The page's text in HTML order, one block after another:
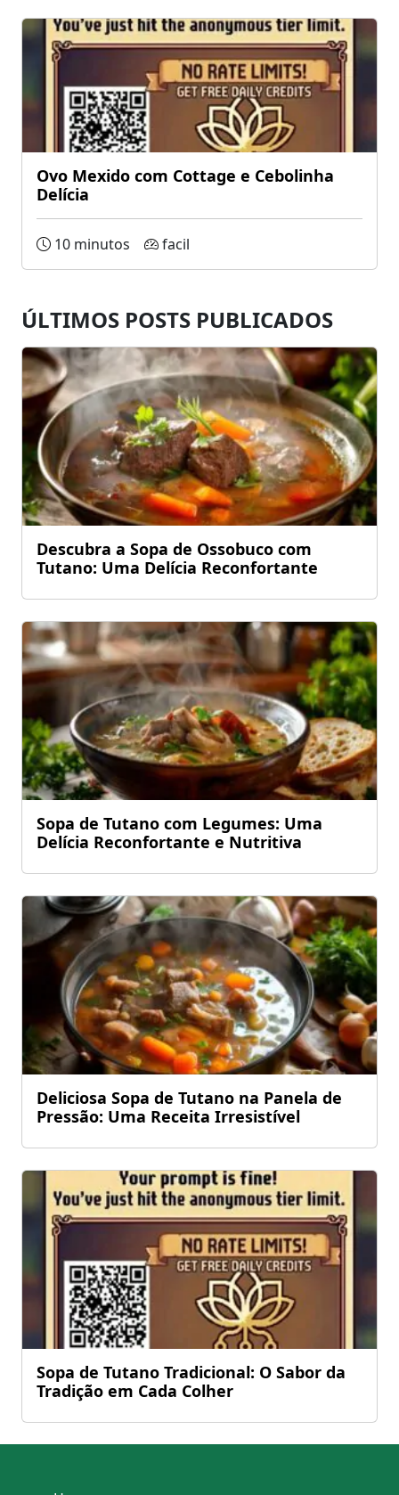
Ovo Mexido com Cottage e Cebolinha
Delícia
10 minutos facil
ÚLTIMOS POSTS PUBLICADOS
Descubra a Sopa de Ossobuco com
Tutano: Uma Delícia Reconfortante
Sopa de Tutano com Legumes: Uma
Delícia Reconfortante e Nutritiva
Deliciosa Sopa de Tutano na Panela de
Pressão: Uma Receita Irresistível
Sopa de Tutano Tradicional: O Sabor da
Tradição em Cada Colher